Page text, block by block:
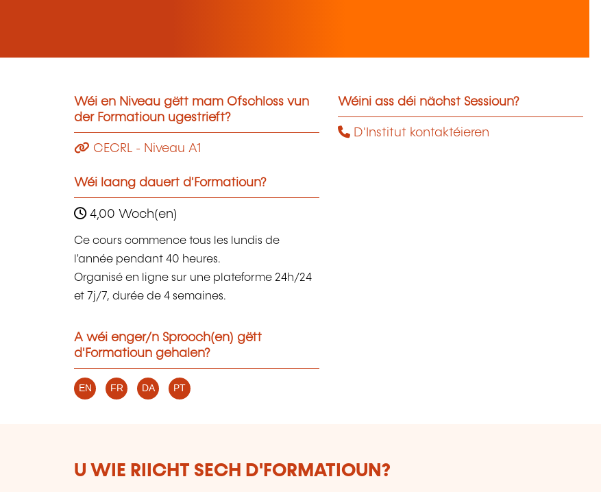
Wéi en Niveau gëtt mam Ofschloss vun
der Formatioun ugestrieft?
CECRL - Niveau A1
Wéi laang dauert d'Formatioun?
4,00 Woch(en)
Ce cours commence tous les lundis de
l'année pendant 40 heures.
Organisé en ligne sur une plateforme 24h/24
et 7j/7, durée de 4 semaines.
A wéi enger/n Sprooch(en) gëtt
d'Formatioun gehalen?
EN FR DA PT
Wéini ass déi nächst Sessioun?
D'Institut kontaktéieren
U WIE RIICHT SECH D'FORMATIOUN?